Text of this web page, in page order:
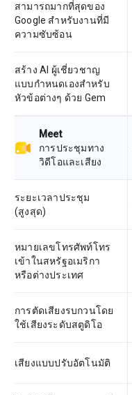
สามารถมากที่สุดของ
Google สำหรับงานที่มี
ความซับซ้อน
สร้าง AI ผู้เชี่ยวชาญ
แบบกำหนดเองสำหรับ
หัวข้อต่างๆ ด้วย Gem
Meet
การประชุมทาง
วิดีโอและเสียง
ระยะเวลาประชุม
(สูงสุด)
หมายเลขโทรศัพท์โทร
เข้าในสหรัฐอเมริกา
หรือต่างประเทศ
การตัดเสียงรบกวนโดย
ใช้เสียงระดับสตูดิโอ
เสียงแบบปรับอัตโนมัติ